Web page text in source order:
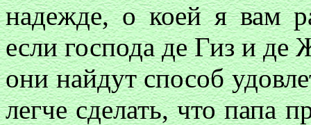
надежде, о коей я вам
если господа де Гиз и де
они найдут способ
легче сделать, что папа